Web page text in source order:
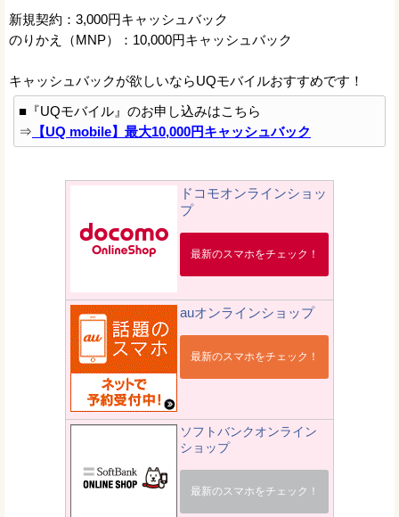
新規契約：3,000円キャッシュバック
のりかえ（MNP）：10,000円キャッシュバック
キャッシュバックが欲しいならUQモバイルおすすめです！
■『UQモバイル』のお申し込みはこちら
⇒ 【UQ mobile】最大10,000円キャッシュバック
ドコモオンラインショッ
プ
最新のスマホをチェック！
auオンラインショップ
最新のスマホをチェック！
ソフトバンクオンライン
ショップ
最新のスマホをチェック！